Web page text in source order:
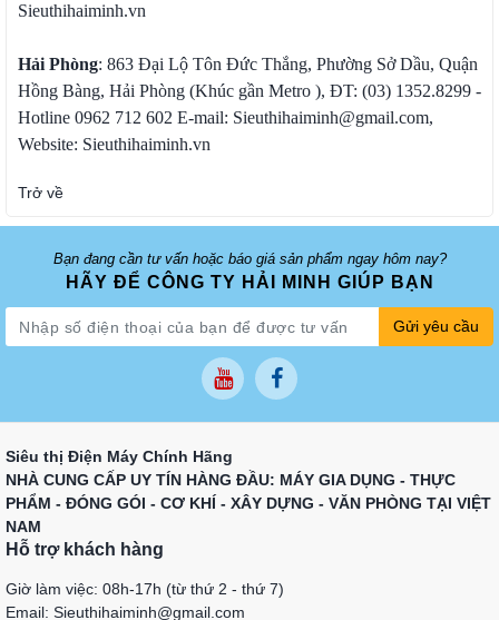
Sieuthihaiminh.vn
Hải Phòng: 863 Đại Lộ Tôn Đức Thắng, Phường Sở Dầu, Quận
Hồng Bàng, Hải Phòng (Khúc gần Metro ), ĐT: (03) 1352.8299 -
Hotline 0962 712 602 E-mail: Sieuthihaiminh@gmail.com,
Website: Sieuthihaiminh.vn
Trở về
Bạn đang cần tư vấn hoặc báo giá sản phẩm ngay hôm nay?
HÃY ĐỂ CÔNG TY HẢI MINH GIÚP BẠN
Gửi yêu cầu
Siêu thị Điện Máy Chính Hãng
NHÀ CUNG CẤP UY TÍN HÀNG ĐẦU: MÁY GIA DỤNG - THỰC
PHẨM - ĐÓNG GÓI - CƠ KHÍ - XÂY DỰNG - VĂN PHÒNG TẠI VIỆT
NAM
Hỗ trợ khách hàng
Giờ làm việc: 08h-17h (từ thứ 2 - thứ 7)
Email: Sieuthihaiminh@gmail.com